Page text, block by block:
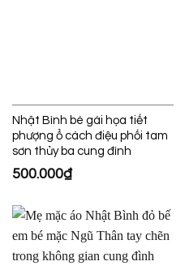
Nhật Bình bé gái họa tiết
phượng ổ cách điệu phối tam
sơn thủy ba cung đình
500.000₫